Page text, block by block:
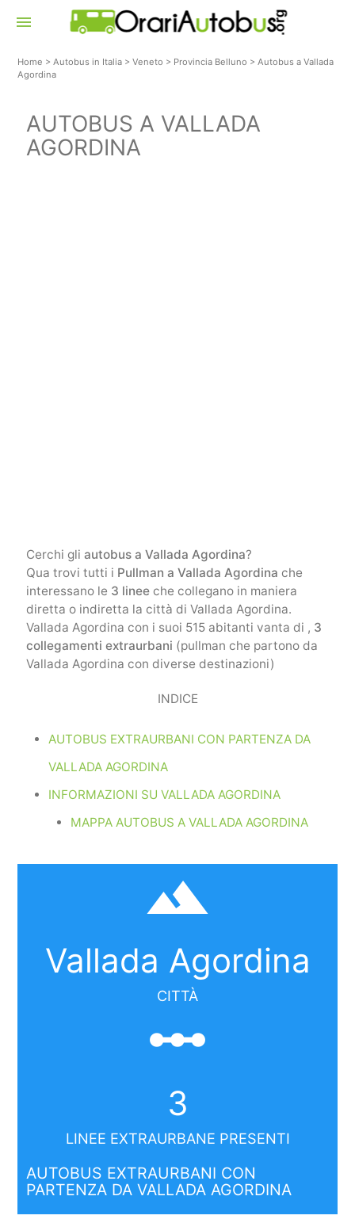
menu
Home >Autobus in Italia >Veneto > Provincia Belluno >Autobus a Vallada
Agordina
AUTOBUS A VALLADA
AGORDINA
Cerchi gli autobus a Vallada Agordina?
Qua trovi tutti i Pullman a Vallada Agordina che
interessano le 3 lineeche collegano in maniera
diretta o indiretta la città di Vallada Agordina.
Vallada Agordina con i suoi 515 abitanti vanta di , 3
collegamenti extraurbani (pullman che partono da
Vallada Agordina con diverse destinazioni)
INDICE
AUTOBUS EXTRAURBANI CON PARTENZA DA
VALLADA AGORDINA
INFORMAZIONI SU VALLADA AGORDINA
MAPPA AUTOBUS A VALLADA AGORDINA
filter_hdr
Vallada Agordina
CITTÀ
linear_scale
3
LINEE EXTRAURBANE PRESENTI
AUTOBUS EXTRAURBANI CON
PARTENZA DA VALLADA AGORDINA